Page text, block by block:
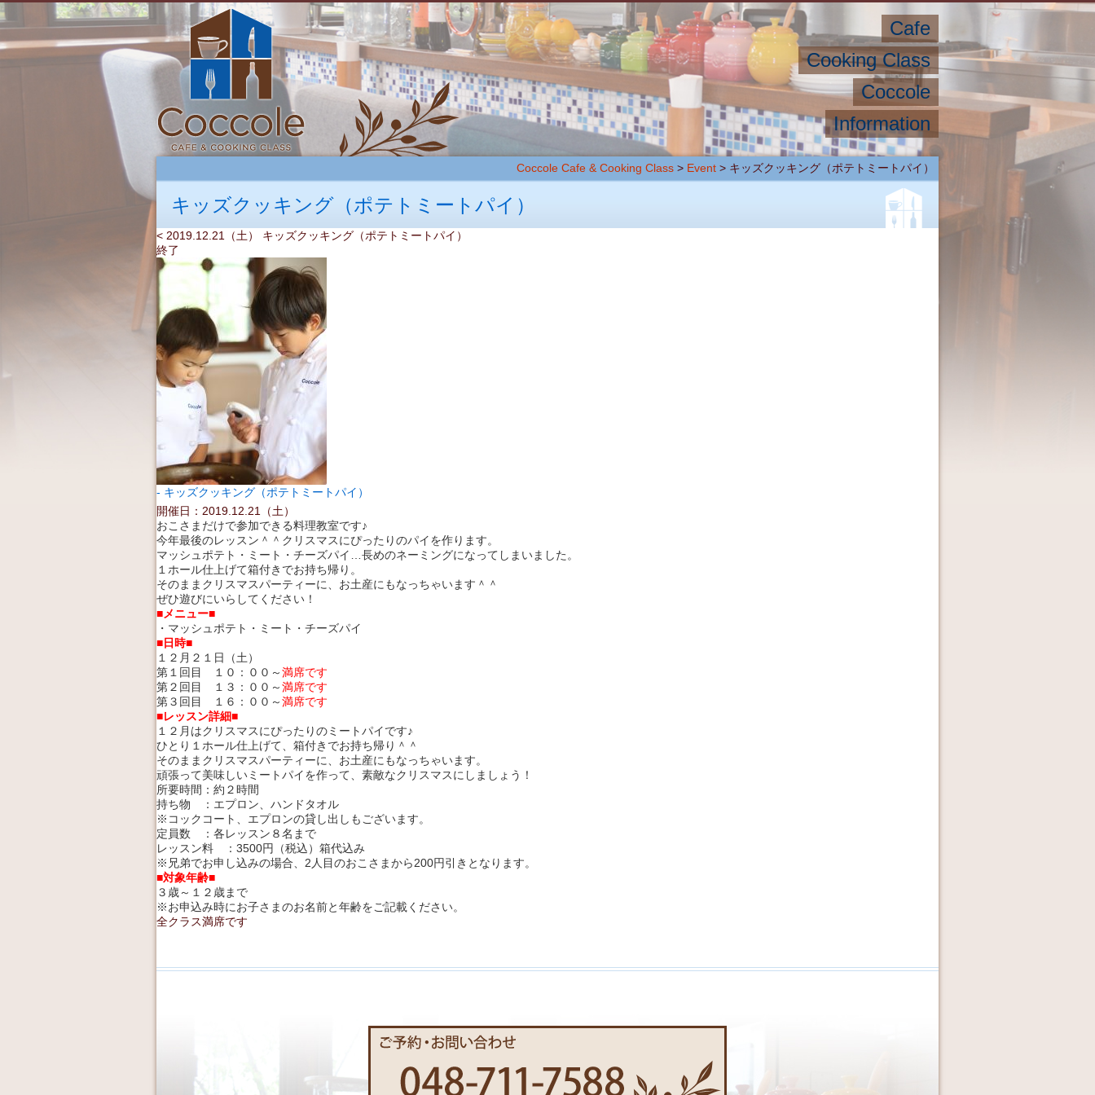
Cafe
Cooking Class
Coccole
Information
Coccole Cafe & Cooking Class > Event > キッズクッキング（ポテトミートパイ）
キッズクッキング（ポテトミートパイ）
< 2019.12.21（土） キッズクッキング（ポテトミートパイ）
終了
キッズクッキング（ポテトミートパイ）
開催日：2019.12.21（土）
おこさまだけで参加できる料理教室です♪
今年最後のレッスン＾＾クリスマスにぴったりのパイを作ります。
マッシュポテト・ミート・チーズパイ…長めのネーミングになってしまいました。
１ホール仕上げて箱付きでお持ち帰り。
そのままクリスマスパーティーに、お土産にもなっちゃいます＾＾
ぜひ遊びにいらしてください！
■メニュー■
・マッシュポテト・ミート・チーズパイ
■日時■
１２月２１日（土）
第１回目 １０：００～満席です
第２回目 １３：００～満席です
第３回目 １６：００～満席です
■レッスン詳細■
１２月はクリスマスにぴったりのミートパイです♪
ひとり１ホール仕上げて、箱付きでお持ち帰り＾＾
そのままクリスマスパーティーに、お土産にもなっちゃいます。
頑張って美味しいミートパイを作って、素敵なクリスマスにしましょう！
所要時間：約２時間
持ち物 ：エプロン、ハンドタオル
※コックコート、エプロンの貸し出しもございます。
定員数 ：各レッスン８名まで
レッスン料 ：3500円（税込）箱代込み
※兄弟でお申し込みの場合、2人目のおこさまから200円引きとなります。
■対象年齢■
３歳～１２歳まで
※お申込み時にお子さまのお名前と年齢をご記載ください。
全クラス満席です